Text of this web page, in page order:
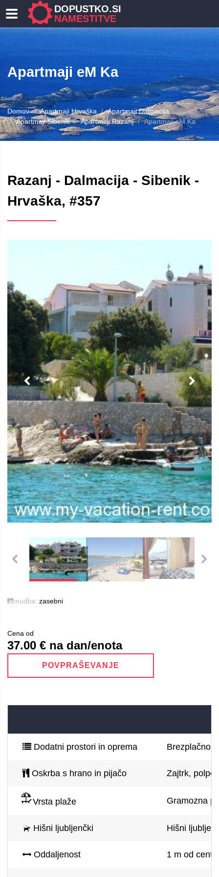
DOPUSTKO.SI
NAMESTITVE
Apartmaji eM Ka
Domov Apartmaji Hrvaška
Apartmaji Dalmacija
Apartmaji Sibenik
Apartmaji Razanj Apartmaji eM Ka
Razanj - Dalmacija - Sibenik -
Hrvaška, #357
Ponudba: zasebni
Cena od
37.00 € na dan/enota
POVPRAŠEVANJE
Dodatni prostori in oprema Brezplačno
Oskrba s hrano in pijačo Zajtrk,
Vrsta plaže Gramozna
Hišni ljubljenčki Hišni
Oddaljenost 1 m od